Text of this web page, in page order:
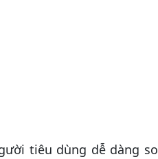
tiêu dùng dễ dàng so